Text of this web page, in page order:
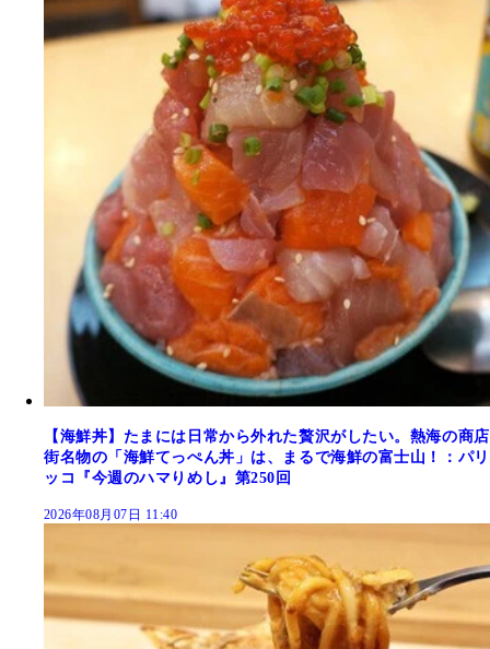
【海鮮丼】たまには日常から外れた贅沢がしたい。熱海の商店
街名物の「海鮮てっぺん丼」は、まるで海鮮の富士山！：パリ
ッコ『今週のハマりめし』第250回
2026年08月07日 11:40